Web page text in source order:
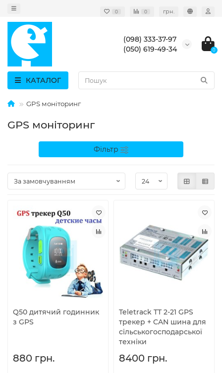
0 0 грн.
(098) 333-37-97
(050) 619-49-34
0
КАТАЛОГ
GPS моніторинг
GPS моніторинг
Фільтр
Q50 дитячий годинник
з GPS
880 грн.
Teletrack TT 2-21 GPS
трекер + CAN шина для
сільськогосподарської
техніки
8400 грн.